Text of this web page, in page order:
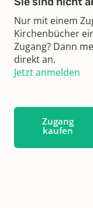
Nur mit einem
Kirchenbücher
Zugang? Dann
direkt an.
Jetzt anmelden
Zugang
kaufen